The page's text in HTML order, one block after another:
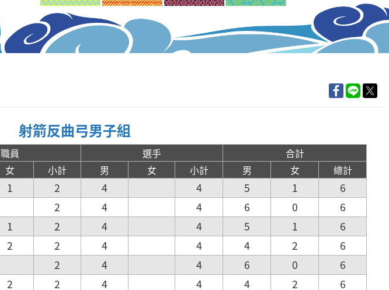
射箭反曲弓男子組
職員 選手
合計
女 小計 男 女 小計 男 女 總計
1 2 4 4 5 1
6
2 4 4 6 0
6
1 2 4 4 5 1
6
2 2 4 4 4 2
6
2 4 4 6 0
6
2 2 4 4 4 2
6